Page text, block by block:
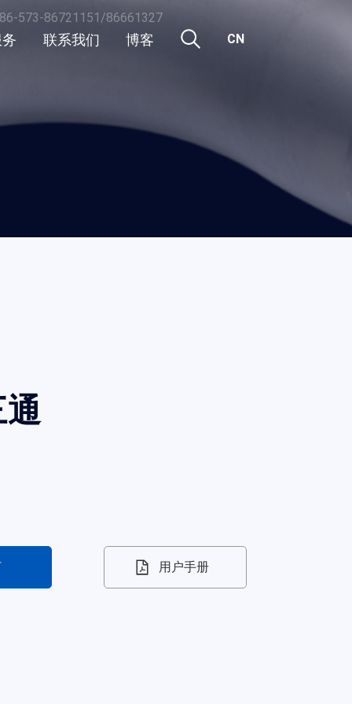
573-86721151/86661327
联系我们 博客
公司新闻
CN
用户手册